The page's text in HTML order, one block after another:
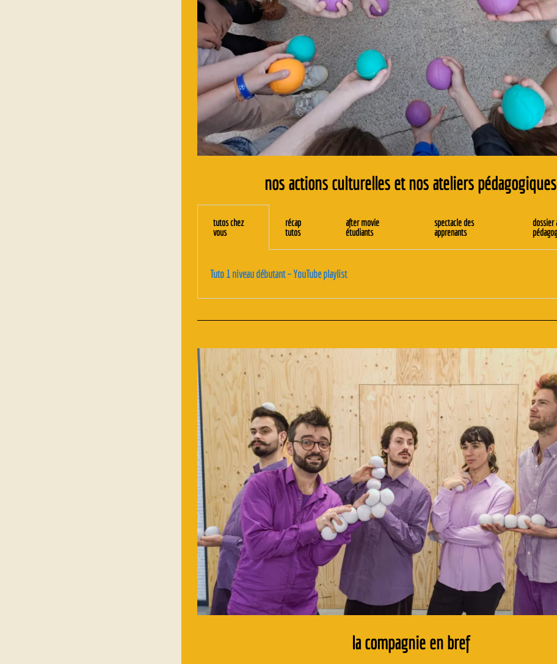
nos actions culturelles et nos ateliers pédagogiques
tutos chez
vous
récap
tutos
after movie
étudiants
spectacle des
apprenants
dossier
Tuto 1 niveau débutant – YouTube playlist
la compagnie en bref